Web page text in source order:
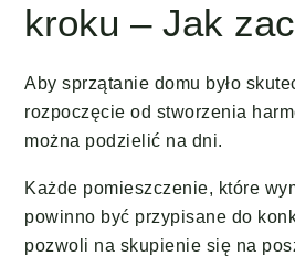
kroku – Jak
Aby sprzątanie domu było
rozpoczęcie od stworzenia
można podzielić na dni.
Każde pomieszczenie, które
powinno być przypisane do
pozwoli na skupienie się na